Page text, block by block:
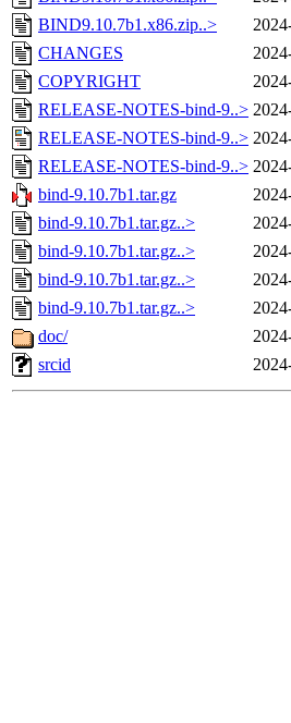
BIND9.10.7b1.x86.zip..>
CHANGES
COPYRIGHT
RELEASE-NOTES-bind-9..>
RELEASE-NOTES-bind-9..>
RELEASE-NOTES-bind-9..>
bind-9.10.7b1.tar.gz
bind-9.10.7b1.tar.gz..>
bind-9.10.7b1.tar.gz..>
bind-9.10.7b1.tar.gz..>
bind-9.10.7b1.tar.gz..>
doc/
srcid